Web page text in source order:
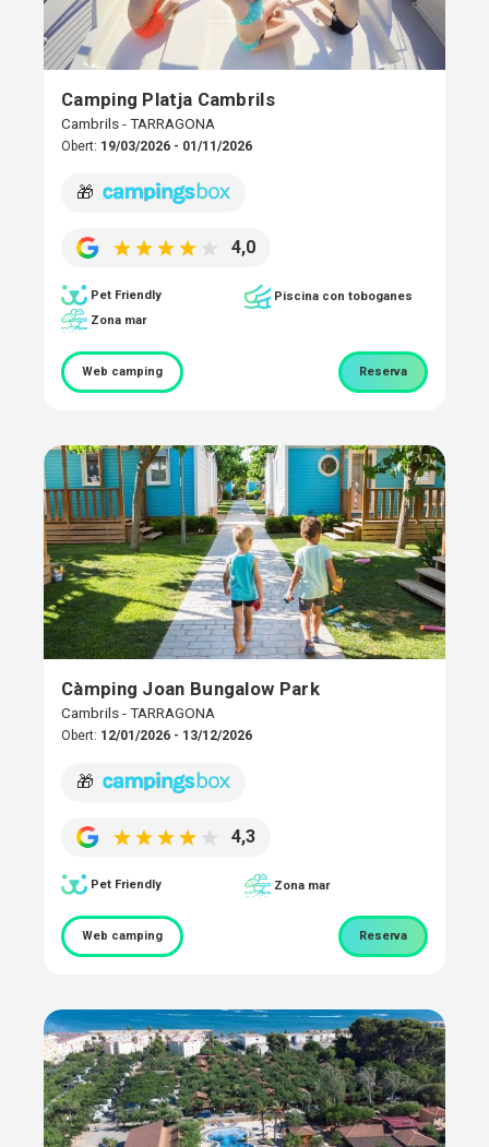
Camping Platja Cambrils
Cambrils - TARRAGONA
Obert: 19/03/2026 - 01/11/2026
🎁
4,0
Pet Friendly
Piscina con toboganes
Zona mar
Web camping Reserva
Càmping Joan Bungalow Park
Cambrils - TARRAGONA
Obert: 12/01/2026 - 13/12/2026
🎁
4,3
Pet Friendly Zona mar
Web camping Reserva